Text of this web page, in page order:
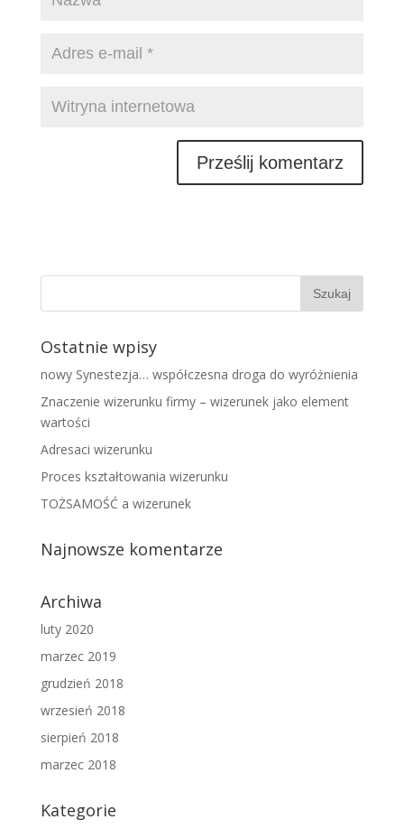
Ostatnie wpisy
nowy Synestezja… współczesna droga do wyróżnienia
Znaczenie wizerunku firmy – wizerunek jako element
wartości
Adresaci wizerunku
Proces kształtowania wizerunku
TOŻSAMOŚĆ a wizerunek
Najnowsze komentarze
Archiwa
luty 2020
marzec 2019
grudzień 2018
wrzesień 2018
sierpień 2018
marzec 2018
Kategorie